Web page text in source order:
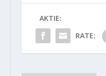
AKTIE:
RATE: